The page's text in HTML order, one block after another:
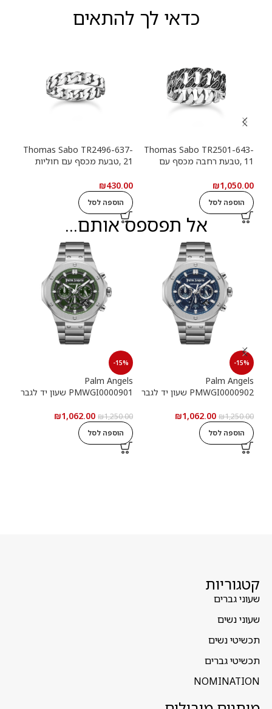
כדאי לך להתאים
Thomas Sabo TR2501-643-
11 ,טבעת רחבה מכסף עם
₪1,050.00
הוספה לסל
Thomas Sabo TR2496-637-
21 ,טבעת מכסף עם חוליות
₪430.00
הוספה לסל
אל תפספס אותם...
-15%
Palm Angels
PMWGI0000902 שעון יד לגבר
₪1,250.00
₪1,062.00
הוספה לסל
-15%
Palm Angels
PMWGI0000901 שעון יד לגבר
₪1,250.00
₪1,062.00
הוספה לסל
קטגוריות
שעוני גברים
שעוני נשים
תכשיטי נשים
תכשיטי גברים
NOMINATION